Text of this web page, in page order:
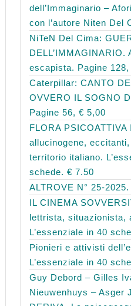
dell’Immaginario –
con l’autore Niten Del
NiTeN Del Cima:
DELL’IMMAGINARIO.
escapista. Pagine 128,
Caterpillar: CANTO
OVVERO IL SOGNO
Pagine 56, € 5,00
FLORA
allucinogene,
territorio italiano.
schede. € 7.50
ALTROVE N° 25-
IL CINEMA
lettrista, situazionista,
L’essenziale in 40
Pionieri e attivisti
L’essenziale in 40
Guy Debord – Gilles
Nieuwenhuys – Asger